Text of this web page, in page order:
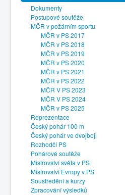
Dokumenty
Postupové soutěže
MČR v požárním sportu
MČR v PS 2017
MČR v PS 2018
MČR v PS 2019
MČR v PS 2020
MČR v PS 2021
MČR v PS 2022
MČR V PS 2023
MČR V PS 2024
MČR v PS 2025
Reprezentace
Český pohár 100 m
Český pohár ve dvojboji
Rozhodčí PS
Pohárové soutěže
Mistrovství světa v PS
Mistrovství Evropy v PS
Soustředění a kurzy
Zpracování výsledků